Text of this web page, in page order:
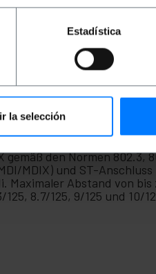
Estadística
la selección
den Normen 802.3,
MDIX) und ST-
Maximaler Abstand von
8.7/125, 9/125 und 10/